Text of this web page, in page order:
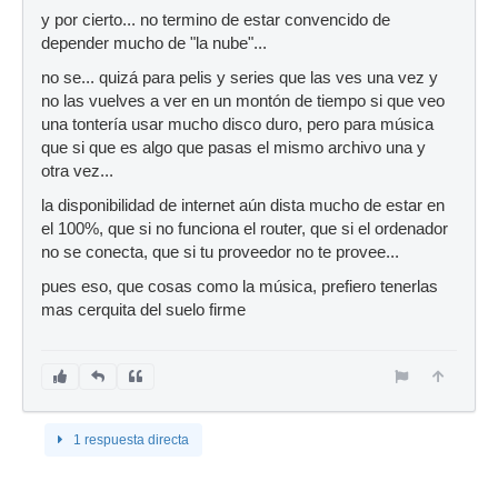
y por cierto... no termino de estar convencido de
depender mucho de "la nube"...
no se... quizá para pelis y series que las ves una vez y
no las vuelves a ver en un montón de tiempo si que veo
una tontería usar mucho disco duro, pero para música
que si que es algo que pasas el mismo archivo una y
otra vez...
la disponibilidad de internet aún dista mucho de estar en
el 100%, que si no funciona el router, que si el ordenador
no se conecta, que si tu proveedor no te provee...
pues eso, que cosas como la música, prefiero tenerlas
mas cerquita del suelo firme
1 respuesta directa